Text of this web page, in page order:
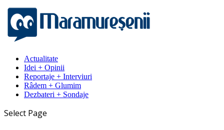
Actualitate
Idei + Opinii
Reportaje + Interviuri
Râdem + Glumim
Dezbateri + Sondaje
Select Page